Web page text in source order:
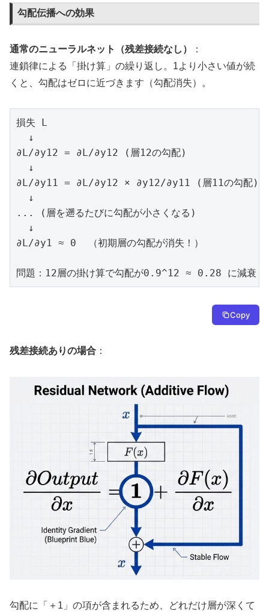
勾配伝播への効果
通常のニューラルネット（残差接続なし）
：
連鎖律による「掛け算」の繰り返し。1より小さい値が続
くと、勾配はゼロに近づきます（勾配消失）。
損失 L
  ↓
∂L/∂y12 = ∂L/∂y12 (層12の勾配)
  ↓
∂L/∂y11 = ∂L/∂y12 × ∂y12/∂y11 (層11の勾配)
  ↓
... (層を遡るたびに勾配が小さくなる)
  ↓
∂L/∂y1 ≈ 0  （初期層の勾配が消失！）
問題：12層の掛け算で勾配が0.9^12 ≈ 0.28 に減衰
Copy
残差接続ありの場合 ：
勾配に「＋1」の項が含まれるため、どれだけ層が深くて